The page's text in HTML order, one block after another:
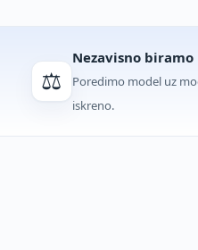
⚖️
Nezavisno biramo
Poredimo model uz
iskreno.